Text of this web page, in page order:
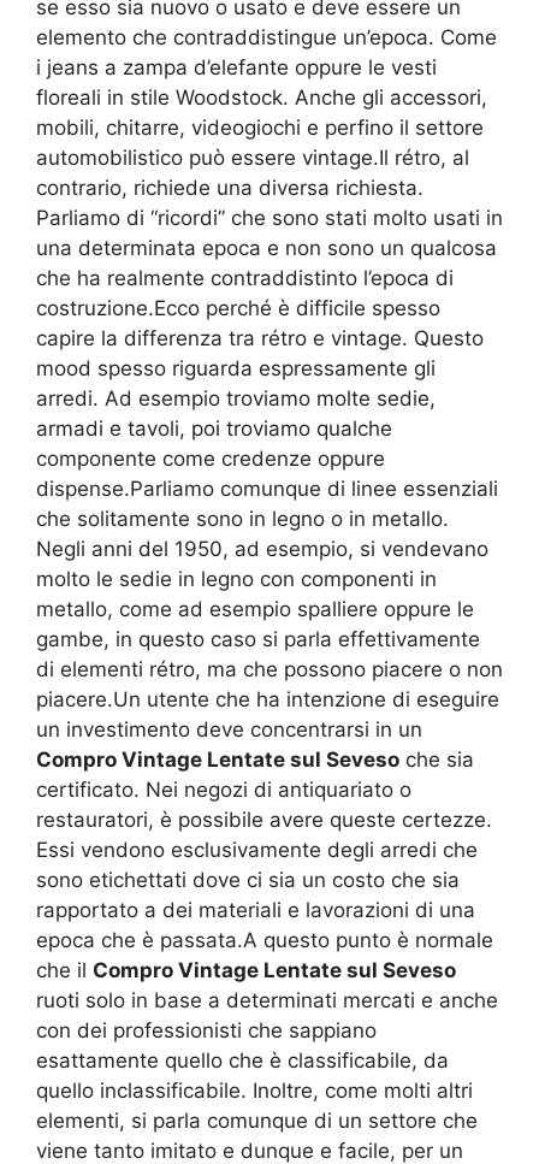
se esso sia nuovo o usato e deve essere un
elemento che contraddistingue un’epoca. Come
i jeans a zampa d’elefante oppure le vesti
floreali in stile Woodstock. Anche gli accessori,
mobili, chitarre, videogiochi e perfino il settore
automobilistico può essere vintage.Il rétro, al
contrario, richiede una diversa richiesta.
Parliamo di “ricordi” che sono stati molto usati in
una determinata epoca e non sono un qualcosa
che ha realmente contraddistinto l’epoca di
costruzione.Ecco perché è difficile spesso
capire la differenza tra rétro e vintage. Questo
mood spesso riguarda espressamente gli
arredi. Ad esempio troviamo molte sedie,
armadi e tavoli, poi troviamo qualche
componente come credenze oppure
dispense.Parliamo comunque di linee essenziali
che solitamente sono in legno o in metallo.
Negli anni del 1950, ad esempio, si vendevano
molto le sedie in legno con componenti in
metallo, come ad esempio spalliere oppure le
gambe, in questo caso si parla effettivamente
di elementi rétro, ma che possono piacere o non
piacere.Un utente che ha intenzione di eseguire
un investimento deve concentrarsi in un
Compro Vintage Lentate sul Seveso che sia
certificato. Nei negozi di antiquariato o
restauratori, è possibile avere queste certezze.
Essi vendono esclusivamente degli arredi che
sono etichettati dove ci sia un costo che sia
rapportato a dei materiali e lavorazioni di una
epoca che è passata.A questo punto è normale
che il Compro Vintage Lentate sul Seveso
ruoti solo in base a determinati mercati e anche
con dei professionisti che sappiano
esattamente quello che è classificabile, da
quello inclassificabile. Inoltre, come molti altri
elementi, si parla comunque di un settore che
viene tanto imitato e dunque e facile, per un